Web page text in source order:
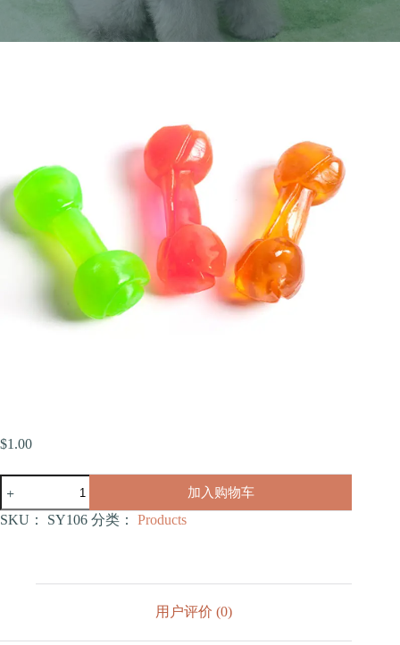
$1.00
物
玩
加入购物车
SKU： SY106 分类： Products
用户评价 (0)